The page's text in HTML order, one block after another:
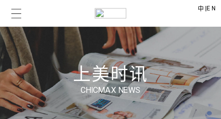
中 |EN
上美时讯
CHICMAX NEWS